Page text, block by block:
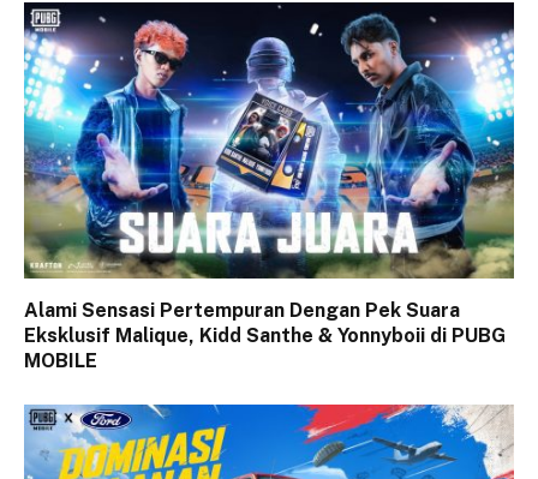
Alami Sensasi Pertempuran Dengan Pek Suara
Eksklusif Malique, Kidd Santhe & Yonnyboii di PUBG
MOBILE